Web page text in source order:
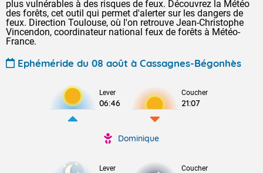
plus vulnérables à des risques de feux. Découvrez la Météo
des forêts, cet outil qui permet d'alerter sur les dangers de
feux. Direction Toulouse, où l'on retrouve Jean-Christophe
Vincendon, coordinateur national feux de forêts à Météo-
France.
Ephéméride du 08 août à Cassagnes-Bégonhès
Lever
06:46
Coucher
21:07
Dominique
Lever Coucher